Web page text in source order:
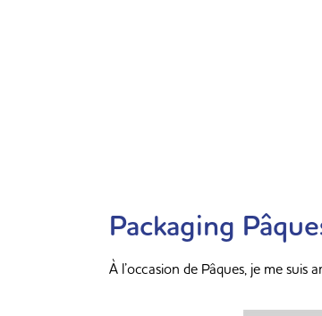
Packaging
À l’occasion de Pâques, je me